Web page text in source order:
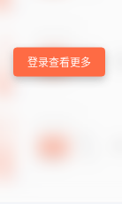
登录查看更多